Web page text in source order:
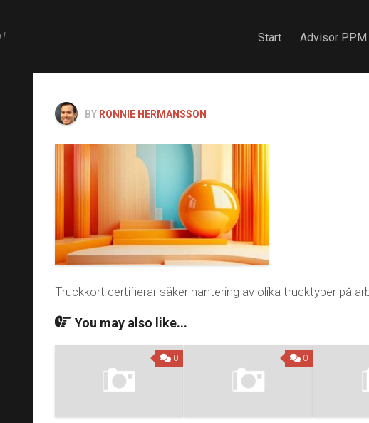
Start Advisor PPM
BY RONNIE HERMANSSON
Truckkort certifierar säker hantering av olika trucktyper på
You may also like...
0 0